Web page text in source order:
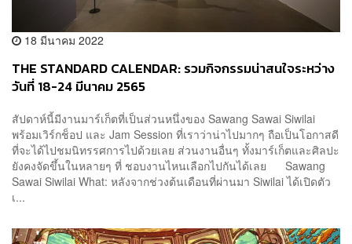
18 มีนาคม 2022
THE STANDARD CALENDAR: รวมกิจกรรมน่าสนใจระหว่าง
วันที่ 18-24 มีนาคม 2565
สัปดาห์นี้มีงานมาร์เก็ตที่เป็นส่วนหนึ่งของ Sawang Sawai Siwilai
พร้อมเวิร์กช็อป และ Jam Session ที่เราว่าน่าไปมากๆ ถือเป็นโอกาสดี
ที่จะได้ไปชมนิทรรศการไปด้วยเลย ส่วนงานอื่นๆ ทั้งมาร์เก็ตและศิลปะ
ยังคงจัดขึ้นในหลายๆ ที่ ชอบงานไหนเลือกไปกันได้เลย Sawang
Sawai Siwilai What: หลังจากช่วงต้นเดือนที่ผ่านมา Siwilai ได้เปิดตัว
เ...